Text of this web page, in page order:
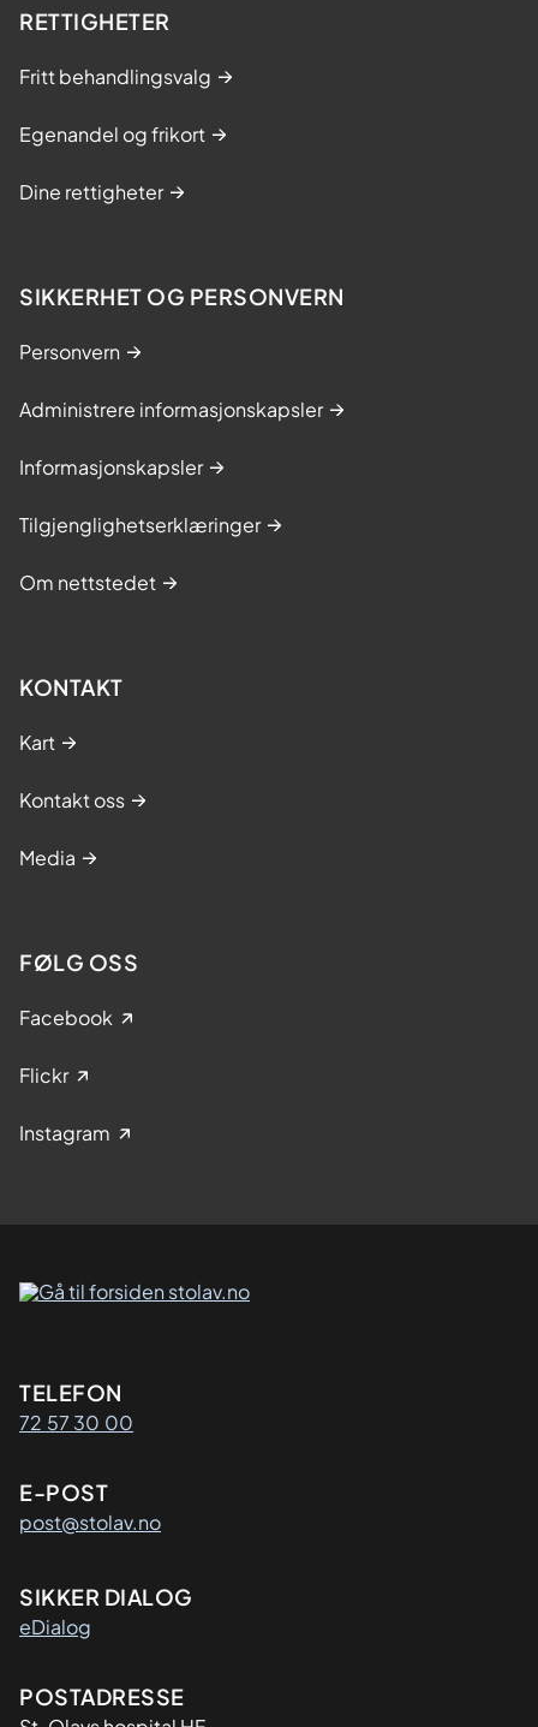
RETTIGHETER
Fritt behandlingsvalg
Egenandel og frikort
Dine rettigheter
SIKKERHET OG PERSONVERN
Personvern
Administrere informasjonskapsler
Informasjonskapsler
Tilgjenglighetserklæringer
Om nettstedet
KONTAKT
Kart
Kontakt oss
Media
FØLG OSS
Facebook
Flickr
Instagram
Kontaktinformasjon
TELEFON
72 57 30 00
E-POST
post@stolav.no
SIKKER DIALOG
eDialog
Adresse
POSTADRESSE